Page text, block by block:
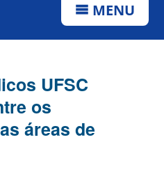
MENU
UFSC
os
áreas de